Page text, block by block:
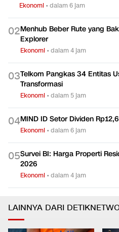
Ekonomi •dalam 6 jam
02Menhub Beber Rute yang
Explorer
Ekonomi •dalam 4 jam
03Telkom Pangkas 34 Entitas
Transformasi
Ekonomi •dalam 5 jam
04MIND ID Setor Dividen
Ekonomi •dalam 6 jam
05Survei BI: Harga Properti
2026
Ekonomi •dalam 4 jam
LAINNYA DARI